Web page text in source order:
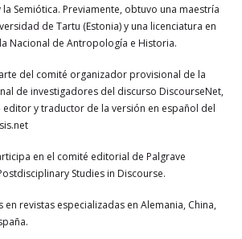
Semiótica. Previamente, obtuvo una maestría
de Tartu (Estonia) y una licenciatura en
Nacional de Antropología e Historia.
del comité organizador provisional de la
de investigadores del discurso DiscourseNet,
y traductor de la versión en español del
en el comité editorial de Palgrave
Studies in Discourse.
revistas especializadas en Alemania, China,